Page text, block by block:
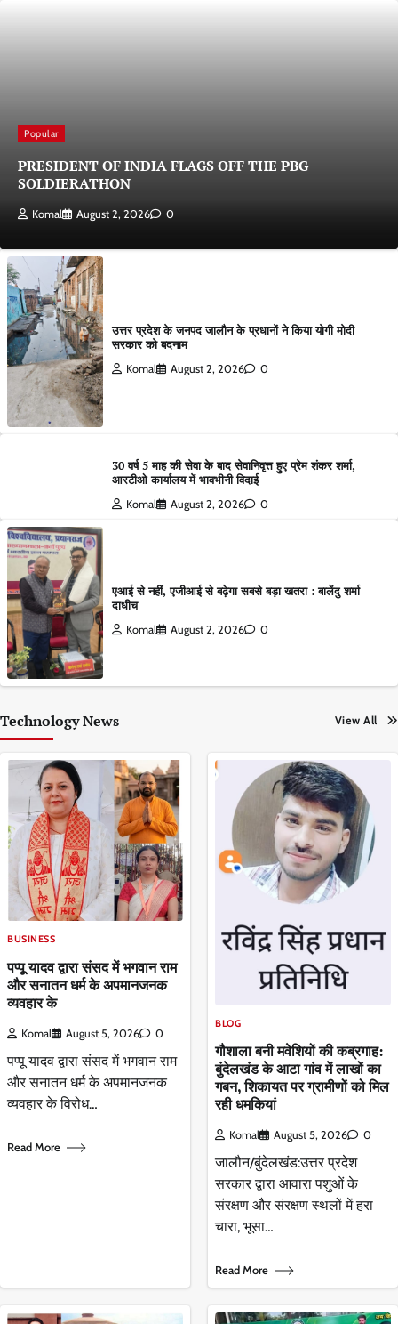
Popular
PRESIDENT OF INDIA FLAGS OFF THE PBG
SOLDIERATHON
Komal August 2, 2026 0
उत्तर प्रदेश के जनपद जालौन के प्रधानों ने किया योगी मोदी
सरकार को बदनाम
Komal August 2, 2026 0
30 वर्ष 5 माह की सेवा के बाद सेवानिवृत्त हुए प्रेम शंकर शर्मा,
आरटीओ कार्यालय में भावभीनी विदाई
Komal August 2, 2026 0
एआई से नहीं, एजीआई से बढ़ेगा सबसे बड़ा खतरा : बालेंदु शर्मा
दाधीच
Komal August 2, 2026 0
Technology News View All
BUSINESS
पप्पू यादव द्वारा संसद में भगवान राम
और सनातन धर्म के अपमानजनक
व्यवहार के
Komal August 5, 2026 0
पप्पू यादव द्वारा संसद में भगवान राम
और सनातन धर्म के अपमानजनक
व्यवहार के विरोध…
Read More
BLOG
गौशाला बनी मवेशियों की कब्रगाह:
बुंदेलखंड के आटा गांव में लाखों का
गबन, शिकायत पर ग्रामीणों को मिल
रही धमकियां
Komal August 5, 2026 0
​जालौन/बुंदेलखंड:उत्तर प्रदेश
सरकार द्वारा आवारा पशुओं के
संरक्षण और संरक्षण स्थलों में हरा
चारा, भूसा…
Read More